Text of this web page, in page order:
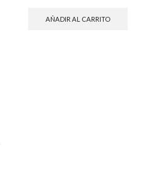
AÑADIR AL CARRITO